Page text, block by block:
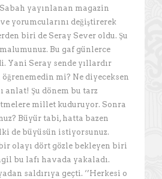
yayınlanan magazin
ve yorumcularını değiştirerek
biri de Seray Sever oldu. Şu
malumunuz. Bu gaf günlerce
Yani Seray sende yıllardır
mi? Ne diyeceksen
anlat! Şu dönem bu tarz
millet kuduruyor. Sonra
Büyür tabi, hatta bazen
de büyüsün istiyorsunuz.
olayı dört gözle bekleyen biri
bu lafı havada yakaladı.
saldırıya geçti. ‘’Herkesi o